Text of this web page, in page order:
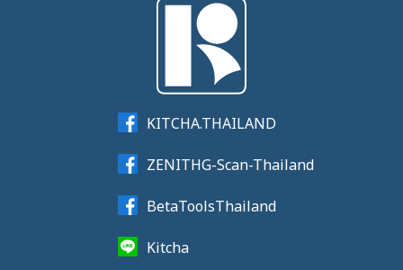
KITCHA.THAILAND
ZENITHG-Scan-Thailand
BetaToolsThailand
Kitcha